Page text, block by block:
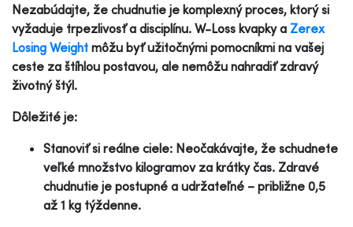
Nezabúdajte, že chudnutie je komplexný proces, ktorý si
vyžaduje trpezlivosť a disciplínu. W-Loss kvapky a Zerex
Losing Weight môžu byť užitočnými pomocníkmi na vašej
ceste za štíhlou postavou, ale nemôžu nahradiť zdravý
životný štýl.
Dôležité je:
Stanoviť si reálne ciele: Neočakávajte, že schudnete
veľké množstvo kilogramov za krátky čas. Zdravé
chudnutie je postupné a udržateľné – približne 0,5
až 1 kg týždenne.